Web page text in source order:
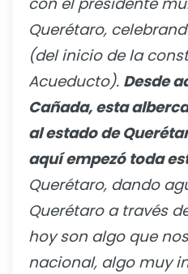
Querétaro,
(del inicio de la
Acueducto). Desde
Cañada, esta
al estado de
aquí empezó toda
Querétaro, dando
Querétaro a través
hoy son algo que
nacional, algo muy